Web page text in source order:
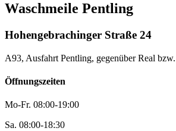
Waschmeile Pentling
Hohengebrachinger Straße 24
A93, Ausfahrt Pentling, gegenüber Real
Öffnungszeiten
Mo-Fr. 08:00-19:00
Sa. 08:00-18:30